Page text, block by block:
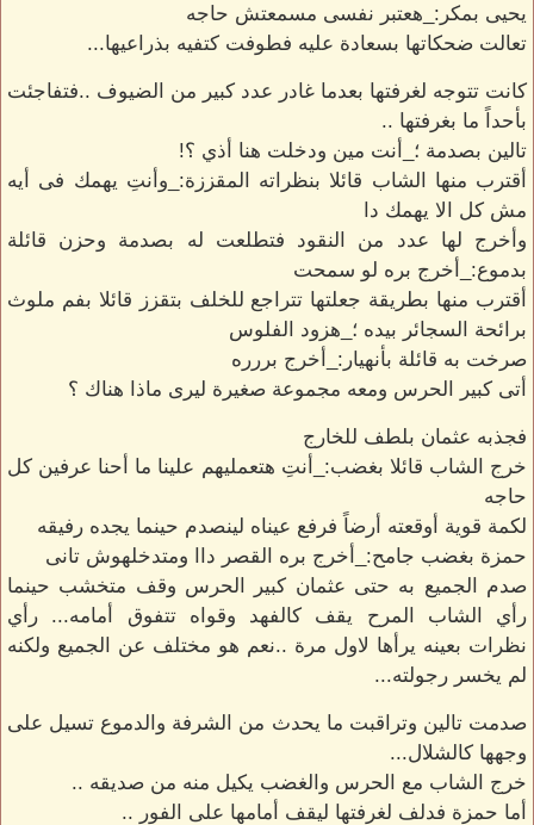
يحيى بمكر:_هعتبر نفسى مسمعتش حاجه
تعالت ضحكاتها بسعادة عليه فطوفت كتفيه بذراعيها...
كانت تتوجه لغرفتها بعدما غادر عدد كبير من الضيوف ..فتفاجئت
بأحداً ما بغرفتها ..
تالين بصدمة ؛_أنت مين ودخلت هنا أذي ؟!
أقترب منها الشاب قائلا بنظراته المقززة:_وأنتِ يهمك فى أيه
مش كل الا يهمك دا
وأخرج لها عدد من النقود فتطلعت له بصدمة وحزن قائلة
بدموع:_أخرج بره لو سمحت
أقترب منها بطريقة جعلتها تتراجع للخلف بتقزز قائلا بفم ملوث
برائحة السجائر بيده ؛_هزود الفلوس
صرخت به قائلة بأنهيار:_أخرج بررره
أتى كبير الحرس ومعه مجموعة صغيرة ليرى ماذا هناك ؟
فجذبه عثمان بلطف للخارج
خرج الشاب قائلا بغضب:_أنتِ هتعمليهم علينا ما أحنا عرفين كل
حاجه
لكمة قوية أوقعته أرضاً فرفع عيناه لينصدم حينما يجده رفيقه
حمزة بغضب جامح:_أخرج بره القصر داا ومتدخلهوش تانى
صدم الجميع به حتى عثمان كبير الحرس وقف متخشب حينما
رأي الشاب المرح يقف كالفهد وقواه تتفوق أمامه... رأي
نظرات بعينه يرأها لاول مرة ..نعم هو مختلف عن الجميع ولكنه
لم يخسر رجولته...
صدمت تالين وتراقبت ما يحدث من الشرفة والدموع تسيل على
وجهها كالشلال...
خرج الشاب مع الحرس والغضب يكيل منه من صديقه ..
أما حمزة فدلف لغرفتها ليقف أمامها على الفور ..